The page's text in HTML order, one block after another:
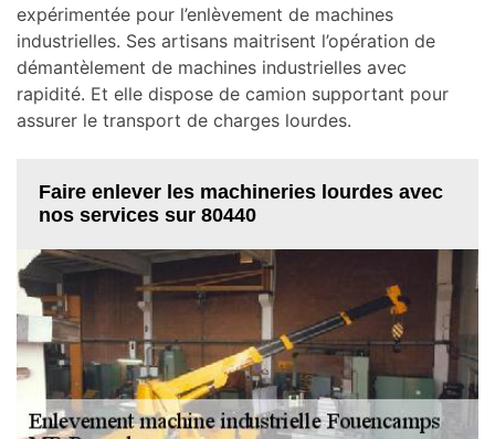
expérimentée pour l’enlèvement de machines
industrielles. Ses artisans maitrisent l’opération de
démantèlement de machines industrielles avec
rapidité. Et elle dispose de camion supportant pour
assurer le transport de charges lourdes.
Faire enlever les machineries lourdes avec
nos services sur 80440